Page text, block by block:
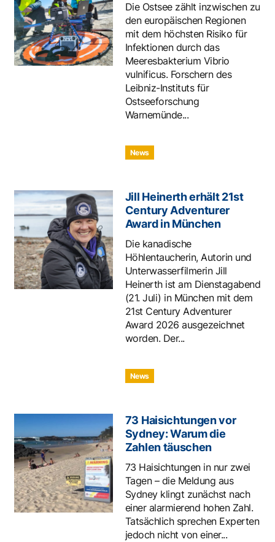
Die Ostsee zählt inzwischen zu
den europäischen Regionen
mit dem höchsten Risiko für
Infektionen durch das
Meeresbakterium Vibrio
vulnificus. Forschern des
Leibniz-Instituts für
Ostseeforschung
Warnemünde...
News
Jill Heinerth erhält 21st
Century Adventurer
Award in München
Die kanadische
Höhlentaucherin, Autorin und
Unterwasserfilmerin Jill
Heinerth ist am Dienstagabend
(21. Juli) in München mit dem
21st Century Adventurer
Award 2026 ausgezeichnet
worden. Der...
News
73 Haisichtungen vor
Sydney: Warum die
Zahlen täuschen
73 Haisichtungen in nur zwei
Tagen – die Meldung aus
Sydney klingt zunächst nach
einer alarmierend hohen Zahl.
Tatsächlich sprechen Experten
jedoch nicht von einer...